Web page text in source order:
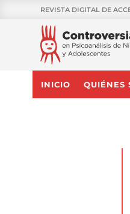
REVISTA DIGITAL DE
INICIO QUIÉNES